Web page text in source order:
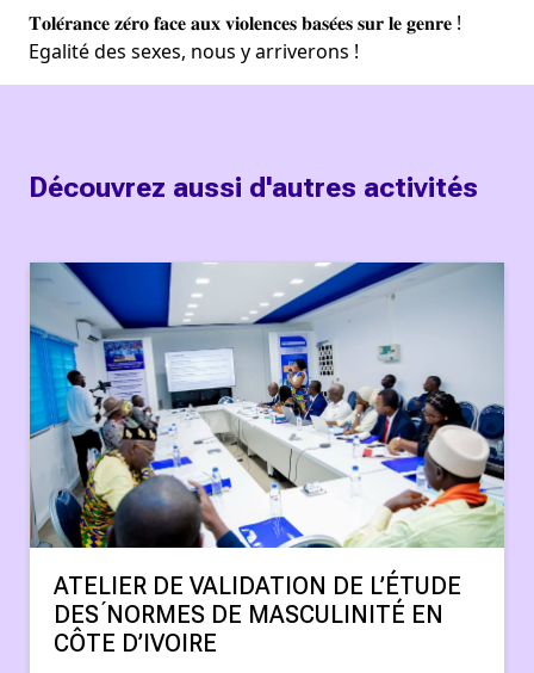
𝐓𝐨𝐥𝐞́𝐫𝐚𝐧𝐜𝐞 𝐳𝐞́𝐫𝐨 𝐟𝐚𝐜𝐞 𝐚𝐮𝐱 𝐯𝐢𝐨𝐥𝐞𝐧𝐜𝐞𝐬 𝐛𝐚𝐬𝐞́𝐞𝐬 𝐬𝐮𝐫 𝐥𝐞 𝐠𝐞𝐧𝐫𝐞 !
Egalité des sexes, nous y arriverons !
Découvrez aussi d'autres activités
ATELIER DE VALIDATION DE L’ÉTUDE
DES ́NORMES DE MASCULINITÉ EN
CÔTE D’IVOIRE